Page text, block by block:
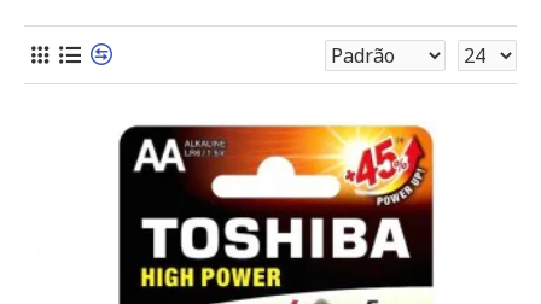
alimentar seus projetos, desde os mais simples aos mais
complexos. Selecionar a pilha correta é crucial para o
funcionamento adequado de seu dispositivo. Este guia
parâmetros mais importantes.
Tipos de Pilhas
Oferecemos diversos tipos de pilhas, cada uma com suas
características e aplicações:
Pilhas Alcalinas: Oferecem uma boa relação custo-